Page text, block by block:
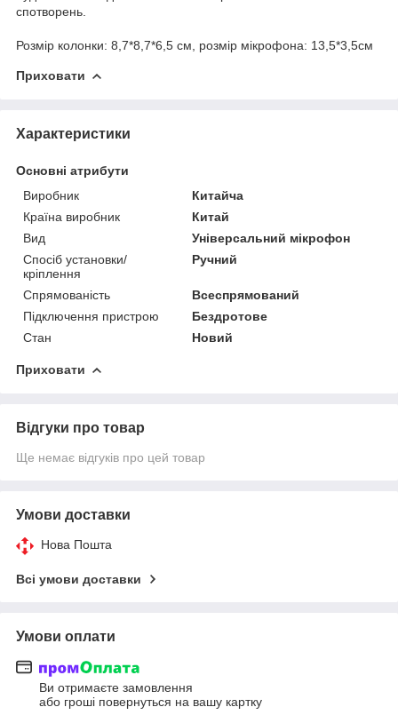
спотворень.
Розмір колонки: 8,7*8,7*6,5 см, розмір мікрофона: 13,5*3,5см
Приховати
Характеристики
Основні атрибути
Виробник
Китайча
Країна виробник
Китай
Вид
Універсальний мікрофон
Спосіб установки/
кріплення
Ручний
Спрямованість
Всеспрямований
Підключення пристрою
Бездротове
Стан
Новий
Приховати
Відгуки про товар
Ще немає відгуків про цей товар
Умови доставки
Нова Пошта
Всі умови доставки
Умови оплати
Ви отримаєте замовлення
або гроші повернуться на вашу картку